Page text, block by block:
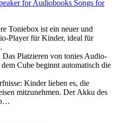
for Audiobooks Songs for
Toniebox ist ein neuer und
Player für Kinder, ideal für
Platzieren von tonies Audio-
Cube beginnt automatisch die
Kinder lieben es, die
mitzunehmen. Der Akku des